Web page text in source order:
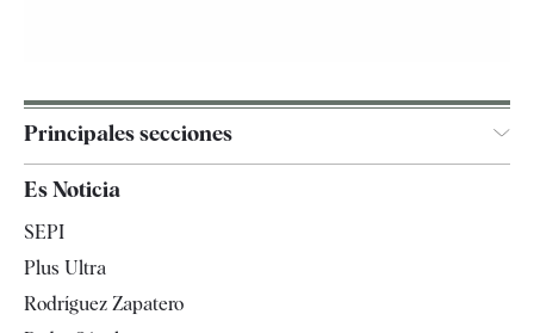
Principales secciones
Televisión
Es Noticia
SEPI
Plus Ultra
Rodríguez Zapatero